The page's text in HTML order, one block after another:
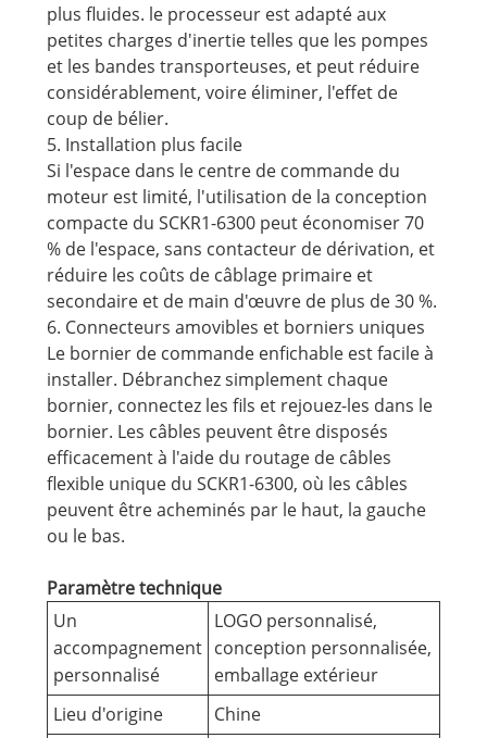
plus fluides. le processeur est adapté aux
petites charges d'inertie telles que les pompes
et les bandes transporteuses, et peut réduire
considérablement, voire éliminer, l'effet de
coup de bélier.
5. Installation plus facile
Si l'espace dans le centre de commande du
moteur est limité, l'utilisation de la conception
compacte du SCKR1-6300 peut économiser 70
% de l'espace, sans contacteur de dérivation, et
réduire les coûts de câblage primaire et
secondaire et de main d'œuvre de plus de 30 %.
6. Connecteurs amovibles et borniers uniques
Le bornier de commande enfichable est facile à
installer. Débranchez simplement chaque
bornier, connectez les fils et rejouez-les dans le
bornier. Les câbles peuvent être disposés
efficacement à l'aide du routage de câbles
flexible unique du SCKR1-6300, où les câbles
peuvent être acheminés par le haut, la gauche
ou le bas.
Paramètre technique
Un
accompagnement
personnalisé
LOGO personnalisé,
conception personnalisée,
emballage extérieur
Lieu d'origine
Chine